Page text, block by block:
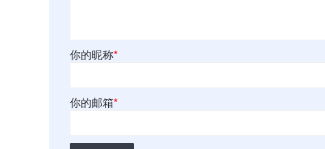
你的昵称*
你的邮箱*